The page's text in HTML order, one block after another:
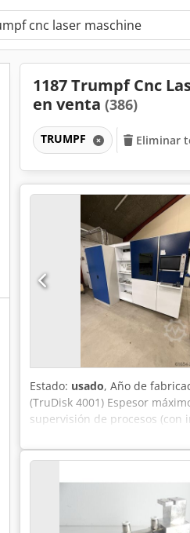
1187 Trumpf Cnc
en venta (386)
TRUMPF Eliminar
Estado: usado, Año de
(TruDisk 4001) Espesor
supervisión de procesos (con
táctil de 18” Regulación
Paquete de corte de cobre
Dkedpfx Asxr U U Rocler